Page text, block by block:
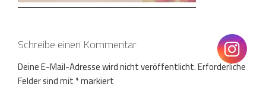
Schreibe einen Kommentar
Deine E-Mail-Adresse wird nicht veröffentlicht.Erforderliche
Felder sind mit*markiert